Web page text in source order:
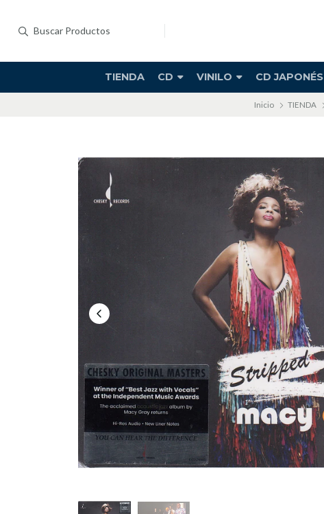
TIENDA CD VINILO CD JAPONÉS
Inicio TIENDA